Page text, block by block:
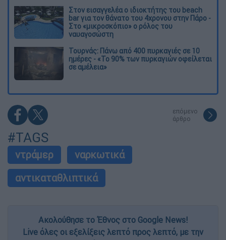
Στον εισαγγελέα ο ιδιοκτήτης του beach
bar για τον θάνατο του 4χρονου στην Πάρο -
Στο «μικροσκόπιο» ο ρόλος του
ναυαγοσώστη
Τουρνάς: Πάνω από 400 πυρκαγιές σε 10
ημέρες - «Το 90% των πυρκαγιών οφείλεται
σε αμέλεια»
επόμενο
άρθρο
#TAGS
ντράμερ
ναρκωτικά
αντικαταθλιπτικά
Ακολούθησε το Έθνος στο Google News!
Live όλες οι εξελίξεις λεπτό προς λεπτό, με την